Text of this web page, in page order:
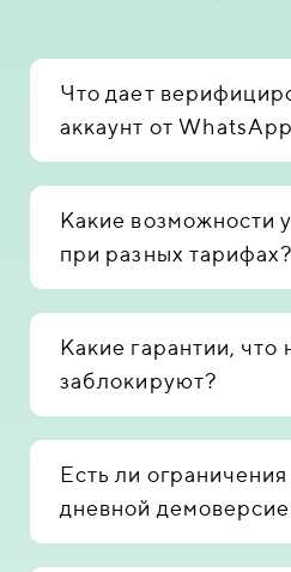
Что дает
аккаунт от
Какие возможности
при разных тарифах?
Какие гарантии, что
заблокируют?
Есть ли
дневной